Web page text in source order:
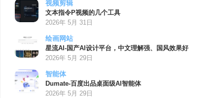
视频剪辑
文本指令P视频的几个工具
2026年 5月 31日
绘画网站
星流AI-国产AI设计平台，中文理解强、国风效果好
2026年 5月 29日
智能体
Dumate-百度出品桌面级AI智能体
2026年 5月 29日